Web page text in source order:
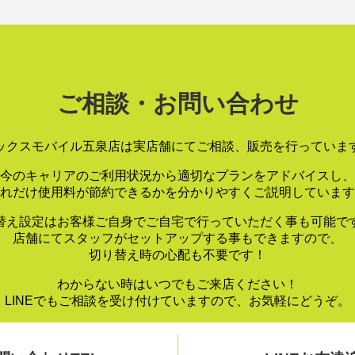
ご相談・お問い合わせ
クスモバイル五泉店は実店舗にてご相談、販売を行っていま
今のキャリアのご利用状況から適切なプランをアドバイスし、
だけ使用料が節約できるかを分かりやすくご説明しています
え設定はお客様ご自身でご自宅で行っていただく事も可能で
店舗にてスタッフがセットアップする事もできますので、
切り替え時の心配も不要です！
わからない時はいつでもご来店ください！
LINEでもご相談を受け付けていますので、お気軽にどうぞ。